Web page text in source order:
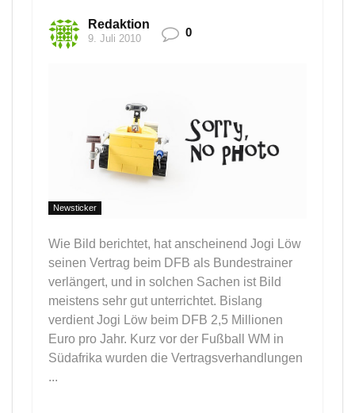
Redaktion
9. Juli 2010 0
Newsticker
Wie Bild berichtet, hat anscheinend Jogi Löw
seinen Vertrag beim DFB als Bundestrainer
verlängert, und in solchen Sachen ist Bild
meistens sehr gut unterrichtet. Bislang
verdient Jogi Löw beim DFB 2,5 Millionen
Euro pro Jahr. Kurz vor der Fußball WM in
Südafrika wurden die Vertragsverhandlungen
...